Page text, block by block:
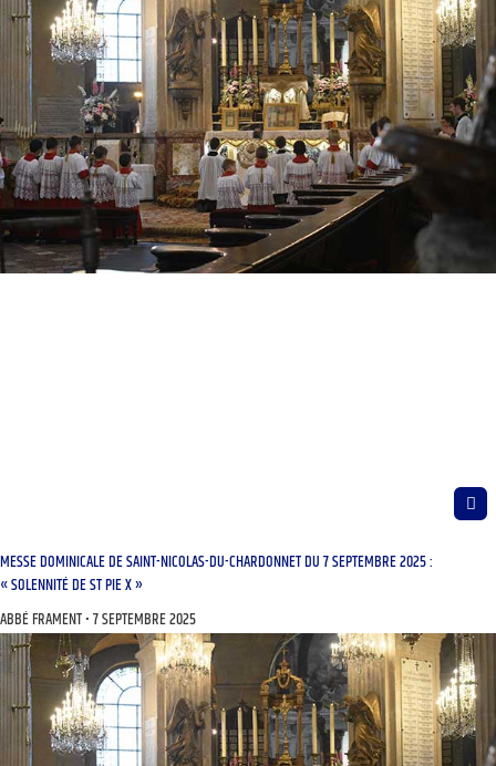
MESSE DOMINICALE DE SAINT-NICOLAS-DU-CHARDONNET DU 7 SEPTEMBRE 2025 :
« SOLENNITÉ DE ST PIE X »
ABBÉ FRAMENT 7 SEPTEMBRE 2025